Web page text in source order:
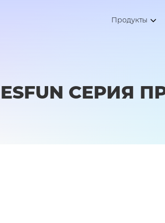
Продукты
СЕРИЯ